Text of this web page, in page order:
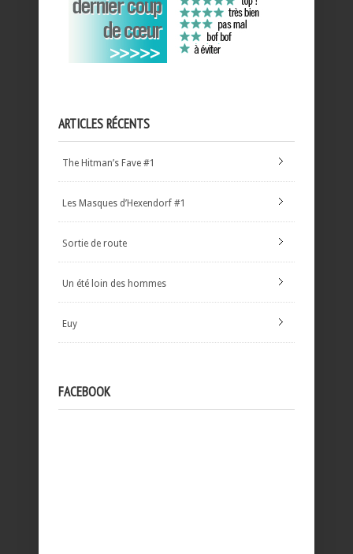
ARTICLES RÉCENTS
The Hitman’s Fave #1
Les Masques d’Hexendorf #1
Sortie de route
Un été loin des hommes
Euy
FACEBOOK